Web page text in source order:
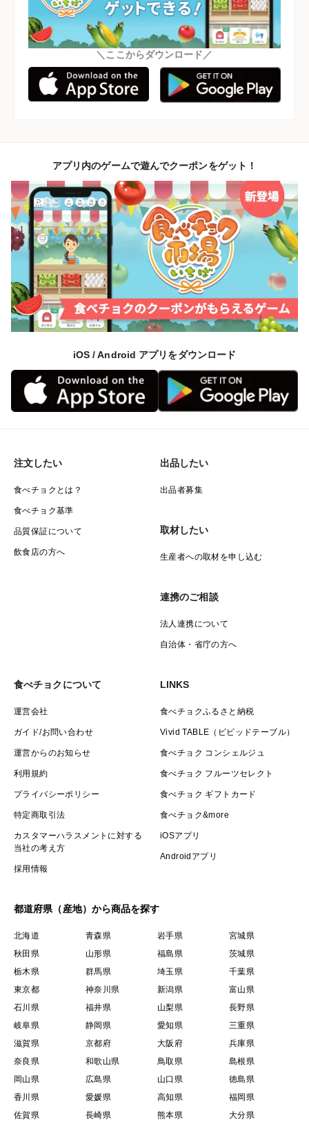
＼ここからダウンロード／
アプリ内のゲームで遊んでクーポンをゲット！
iOS / Android アプリをダウンロード
注文したい
食べチョクとは？
食べチョク基準
品質保証について
飲食店の方へ
出品したい
出品者募集
取材したい
生産者への取材を申し込む
連携のご相談
法人連携について
自治体・省庁の方へ
食べチョクについて
運営会社
ガイド/お問い合わせ
運営からのお知らせ
利用規約
プライバシーポリシー
特定商取引法
カスタマーハラスメントに対する
当社の考え方
採用情報
LINKS
食べチョクふるさと納税
Vivid TABLE（ビビッドテーブル）
食べチョク コンシェルジュ
食べチョク フルーツセレクト
食べチョク ギフトカード
食べチョク&more
iOSアプリ
Androidアプリ
都道府県（産地）から商品を探す
北海道 青森県 岩手県
宮城県
秋田県
山形県 福島県
茨城県
栃木県
群馬県 埼玉県
千葉県
東京都
神奈川県 新潟県
富山県
石川県
福井県 山梨県
長野県
岐阜県
静岡県 愛知県
三重県
滋賀県
京都府 大阪府
兵庫県
奈良県
和歌山県 鳥取県
島根県
岡山県
広島県 山口県
徳島県
香川県
愛媛県 高知県
福岡県
佐賀県
長崎県 熊本県 大分県